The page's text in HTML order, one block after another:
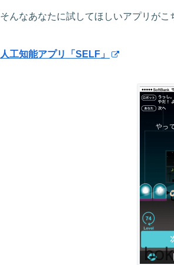
そんなあなたに試してほしいアプリがこ
人工知能アプリ「SELF」